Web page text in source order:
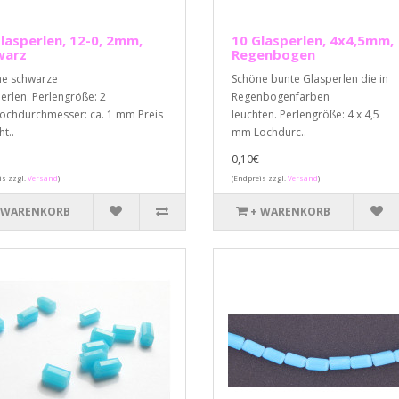
12-0, 2mm,
schwarze
Perlengröße: 2
ca. 1 mm Preis
zzgl. Versand)
10 Glasperlen, 4x4,5mm,
Regenbogen
Schöne bunte Glasperlen die in
Regenbogenfarben
leuchten. Perlengröße: 4 x 4,5
mm Lochdurc..
0,10€
(Endpreis zzgl. Versand)
+ WARENKORB